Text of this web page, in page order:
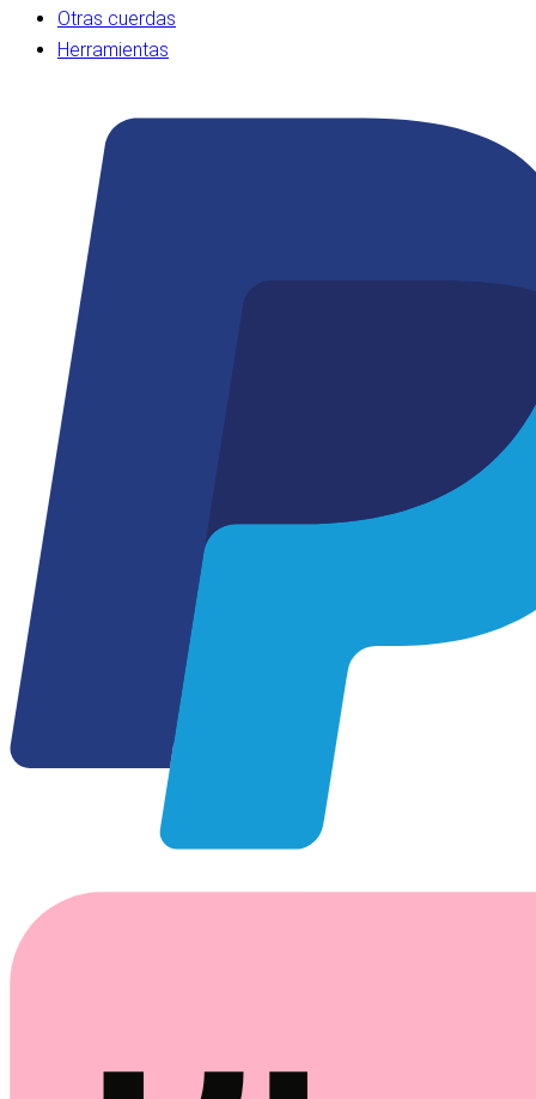
Otras cuerdas
Herramientas